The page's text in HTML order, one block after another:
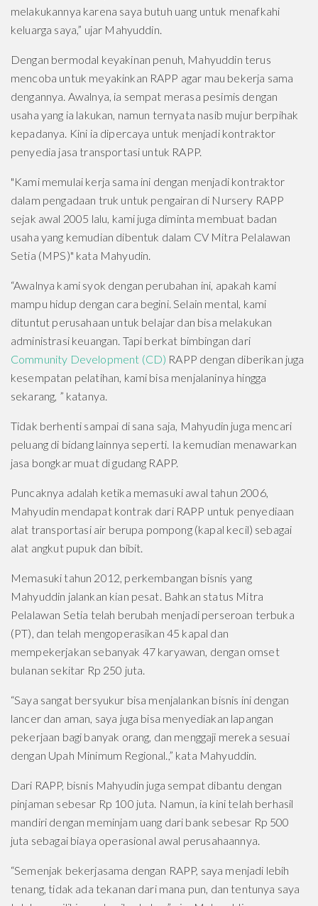
melakukannya karena saya butuh uang untuk menafkahi
keluarga saya,” ujar Mahyuddin.
Dengan bermodal keyakinan penuh, Mahyuddin terus
mencoba untuk meyakinkan RAPP agar mau bekerja sama
dengannya. Awalnya, ia sempat merasa pesimis dengan
usaha yang ia lakukan, namun ternyata nasib mujur berpihak
kepadanya. Kini ia dipercaya untuk menjadi kontraktor
penyedia jasa transportasi untuk RAPP.
"Kami memulai kerja sama ini dengan menjadi kontraktor
dalam pengadaan truk untuk pengairan di Nursery RAPP
sejak awal 2005 lalu, kami juga diminta membuat badan
usaha yang kemudian dibentuk dalam CV Mitra Pelalawan
Setia (MPS)" kata Mahyudin.
“Awalnya kami syok dengan perubahan ini, apakah kami
mampu hidup dengan cara begini. Selain mental, kami
dituntut perusahaan untuk belajar dan bisa melakukan
administrasi keuangan. Tapi berkat bimbingan dari
Community Development (CD) RAPP dengan diberikan juga
kesempatan pelatihan, kami bisa menjalaninya hingga
sekarang, ” katanya.
Tidak berhenti sampai di sana saja, Mahyudin juga mencari
peluang di bidang lainnya seperti. Ia kemudian menawarkan
jasa bongkar muat di gudang RAPP.
Puncaknya adalah ketika memasuki awal tahun 2006,
Mahyudin mendapat kontrak dari RAPP untuk penyediaan
alat transportasi air berupa pompong (kapal kecil) sebagai
alat angkut pupuk dan bibit.
Memasuki tahun 2012, perkembangan bisnis yang
Mahyuddin jalankan kian pesat. Bahkan status Mitra
Pelalawan Setia telah berubah menjadi perseroan terbuka
(PT), dan telah mengoperasikan 45 kapal dan
mempekerjakan sebanyak 47 karyawan, dengan omset
bulanan sekitar Rp 250 juta.
“Saya sangat bersyukur bisa menjalankan bisnis ini dengan
lancer dan aman, saya juga bisa menyediakan lapangan
pekerjaan bagi banyak orang, dan menggaji mereka sesuai
dengan Upah Minimum Regional.,” kata Mahyuddin.
Dari RAPP, bisnis Mahyudin juga sempat dibantu dengan
pinjaman sebesar Rp 100 juta. Namun, ia kini telah berhasil
mandiri dengan meminjam uang dari bank sebesar Rp 500
juta sebagai biaya operasional awal perusahaannya.
“Semenjak bekerjasama dengan RAPP, saya menjadi lebih
tenang, tidak ada tekanan dari mana pun, dan tentunya saya